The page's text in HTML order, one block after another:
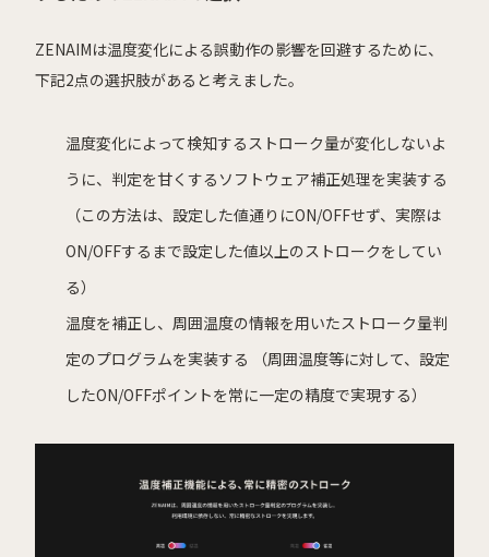
ZENAIMは温度変化による誤動作の影響を回避するために、
下記2点の選択肢があると考えました。
温度変化によって検知するストローク量が変化しないよ
うに、判定を甘くするソフトウェア補正処理を実装する
（この方法は、設定した値通りにON/OFFせず、実際は
ON/OFFするまで設定した値以上のストロークをしてい
る）
温度を補正し、周囲温度の情報を用いたストローク量判
定のプログラムを実装する （周囲温度等に対して、設定
したON/OFFポイントを常に一定の精度で実現する）